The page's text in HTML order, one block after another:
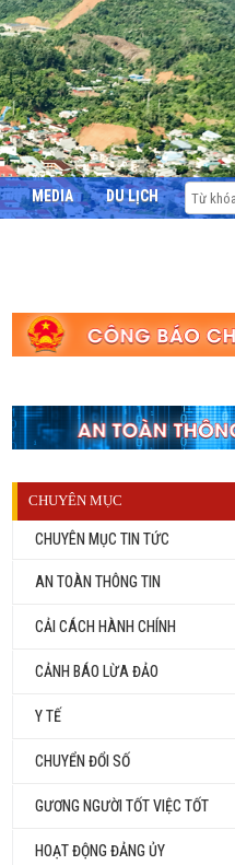
MEDIA DU LỊCH
CHUYÊN MỤC
CHUYÊN MỤC TIN TỨC
AN TOÀN THÔNG TIN
CẢI CÁCH HÀNH CHÍNH
CẢNH BÁO LỪA ĐẢO
Y TẾ
CHUYỂN ĐỔI SỐ
GƯƠNG NGƯỜI TỐT VIỆC TỐT
HOẠT ĐỘNG ĐẢNG ỦY